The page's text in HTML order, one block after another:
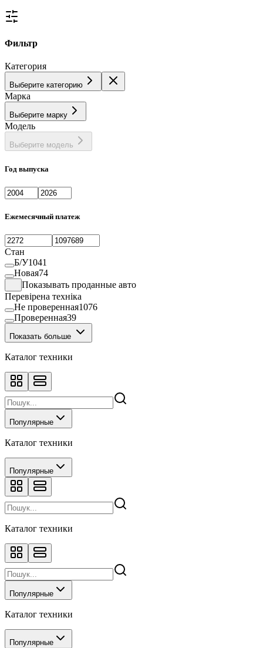
Фильтр
Категория
Выберите категорию
Марка
Выберите марку
Модель
Выберите модель
Год выпуска
Ежемесячный платеж
Стан
Б/У1041
Новая74
Показывать проданные авто
Перевірена техніка
Не проверенная1076
Проверенная39
Показать больше
Каталог техники
Популярные
Каталог техники
Популярные
Каталог техники
Популярные
Каталог техники
Популярные